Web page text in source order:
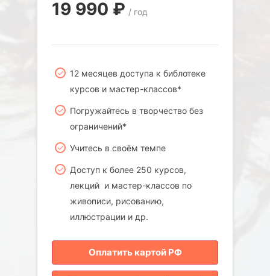
19 990 ₽ / год
12 месяцев доступа к библотеке
курсов и мастер-классов*
Погружайтесь в творчество без
ограничений*
Учитесь в своём темпе
Доступ к более 250 курсов,
лекций и мастер-классов по
живописи, рисованию,
иллюстрации и др.
Оплатить картой РФ